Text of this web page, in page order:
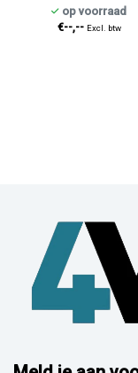
op voorraad
€--,-- Excl. btw